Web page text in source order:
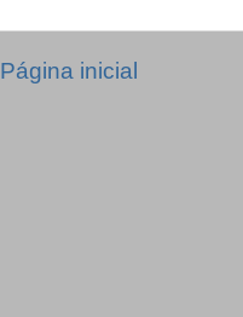
Página inicial